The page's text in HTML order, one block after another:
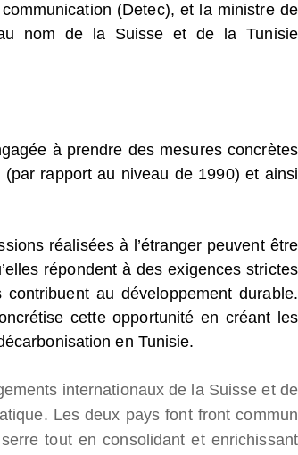
(Detec), et la ministre de
au nom de la Suisse et de la Tunisie
à prendre des mesures concrètes
(par rapport au niveau de 1990) et ainsi
réalisées à l’étranger peuvent être
répondent à des exigences strictes
au développement durable.
cette opportunité en créant les
en Tunisie.
internationaux de la Suisse et de
Les deux pays font front commun
tout en consolidant et enrichissant